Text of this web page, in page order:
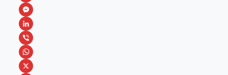
F
a
c
e
b
M
e
s
s
L
i
n
V
iW